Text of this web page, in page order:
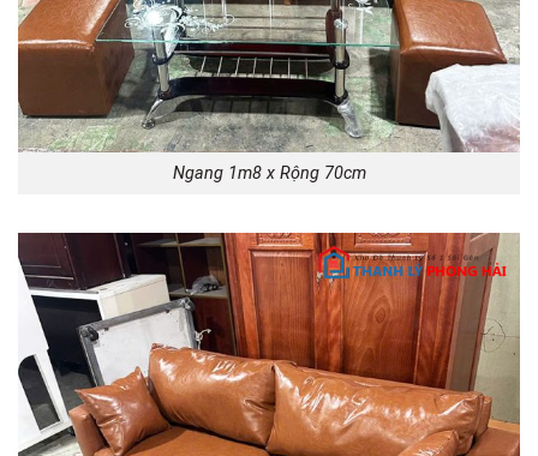
Ngang 1m8 x Rộng 70cm